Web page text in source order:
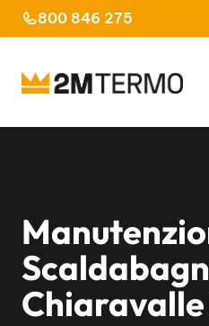
al
800 846 275